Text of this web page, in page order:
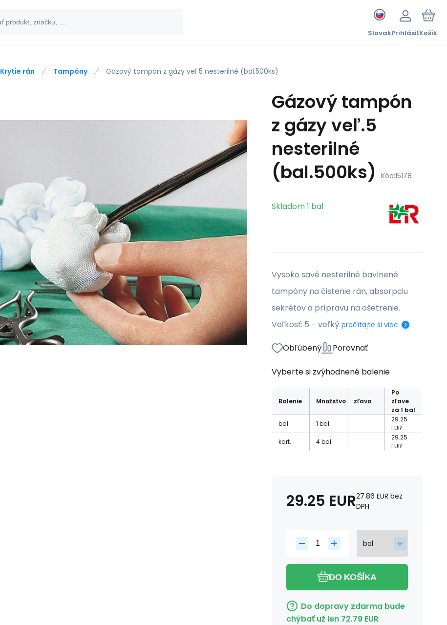
SlovakPrihlásiťKošík
Krytie rán Tampóny Gázový tampón z gázy veľ.5 nesterilné (bal.500ks)
Gázový tampón
z gázy veľ.5
nesterilné
(bal.500ks)
Kód:15178
Skladom1 bal
Vysoko savé nesterilné bavlnené
tampóny na čistenie rán, absorpciu
sekrétov a prípravu na ošetrenie.
Veľkosť: 5 – veľký prečítajte si viac
Obľúbený Porovnať
Vyberte si zvýhodnené balenie
Balenie Množstvo zľava
Po
zľave
za 1 bal
bal
1 bal
29.25
EUR
kart.
4bal
29.25
EUR
29.25 EUR27.86 EUR bez
DPH
DO KOŠÍKA
Do dopravy zdarma bude
chýbať už len 72.79 EUR